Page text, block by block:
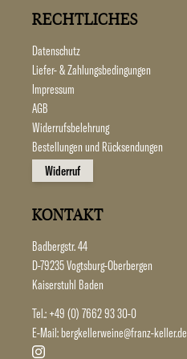
RECHTLICHES
Datenschutz
Liefer- & Zahlungsbedingungen
Impressum
AGB
Widerrufsbelehrung
Bestellungen und Rücksendungen
Widerruf
KONTAKT
Badbergstr. 44
D-79235 Vogtsburg-Oberbergen
Kaiserstuhl Baden
Tel.: +49 (0) 7662 93 30-0
E-Mail:bergkellerweine@franz-keller.de